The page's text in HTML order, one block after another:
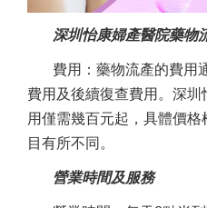
深圳怡康婦產醫院藥物
費用：藥物流產的費用
費用及後續復查費用。深
用僅需幾百元起，具體價
目有所不同。
營業時間及服務